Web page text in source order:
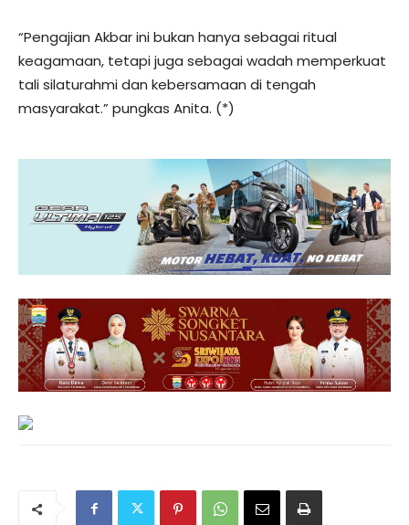
“Pengajian Akbar ini bukan hanya sebagai ritual
keagamaan, tetapi juga sebagai wadah memperkuat
tali silaturahmi dan kebersamaan di tengah
masyarakat.” pungkas Anita. (*)